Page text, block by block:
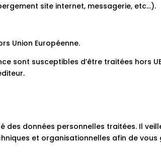
site internet, messagerie, etc…).
Union Européenne.
sont susceptibles d’être traitées hors
des données personnelles traitées. Il
et organisationnelles afin de vous